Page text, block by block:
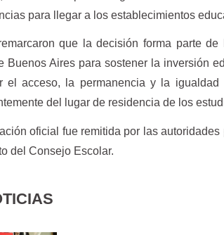
para llegar a los establecimientos
que la decisión forma parte
Buenos Aires para sostener la inversión
el acceso, la permanencia y la
del lugar de residencia de los
oficial fue remitida por las
del Consejo Escolar.